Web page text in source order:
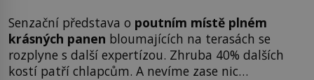
Senzační představa o poutním místě plném
krásných panen bloumajících na terasách se
rozplyne s další expertízou. Zhruba 40% dalších
kostí patří chlapcům. A nevíme zase nic…